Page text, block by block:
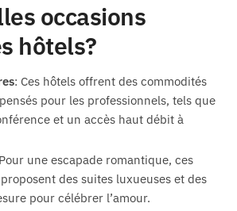
occasions
hôtels?
: Ces hôtels offrent des commodités
pour les professionnels, tels que
et un accès haut débit à
une escapade romantique, ces
des suites luxueuses et des
pour célébrer l’amour.